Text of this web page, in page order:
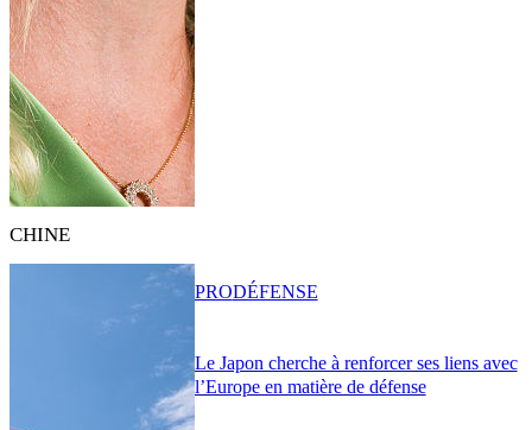
CHINE
Le Japon cherche à renforcer ses liens avec
l’Europe en matière de défense
PRODÉFENSE